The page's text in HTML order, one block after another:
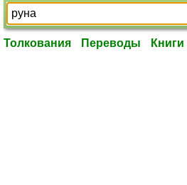
Толкования Переводы Книги